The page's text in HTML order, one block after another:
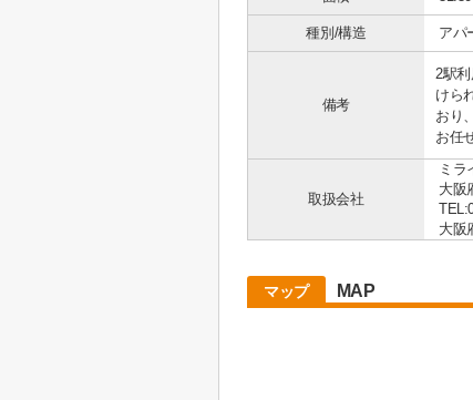
種別/構造 アパ
備考
2駅
けら
おり
お任
取扱会社
ミ
大阪
大阪
マップ MAP